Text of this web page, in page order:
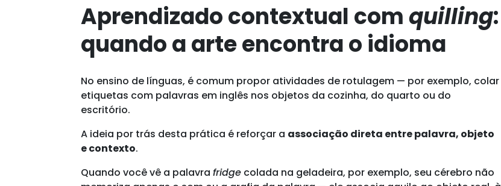
Aprendizado contextual comquilling:
quando a arte encontra o idioma
No ensino de línguas, é comum propor atividades de rotulagem — por exemplo, colar
etiquetas com palavras em inglês nos objetos da cozinha, do quarto ou do
escritório.
A ideia por trás desta prática é reforçar a associação direta entre palavra, objeto
e contexto.
Quando você vê a palavrafridge colada na geladeira, por exemplo, seu cérebro não